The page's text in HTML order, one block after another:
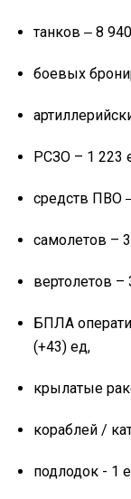
танков ‒ 8
боевых
РСЗО – 1 223
средств ПВО
самолетов –
вертолетов –
БПЛА
(+43) ед,
крылатые
кораблей /
подлодок - 1